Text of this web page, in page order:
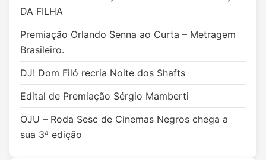
DA FILHA
Premiação Orlando Senna ao Curta – Metragem
Brasileiro.
DJ! Dom Filó recria Noite dos Shafts
Edital de Premiação Sérgio Mamberti
OJU – Roda Sesc de Cinemas Negros chega a
sua 3ª edição